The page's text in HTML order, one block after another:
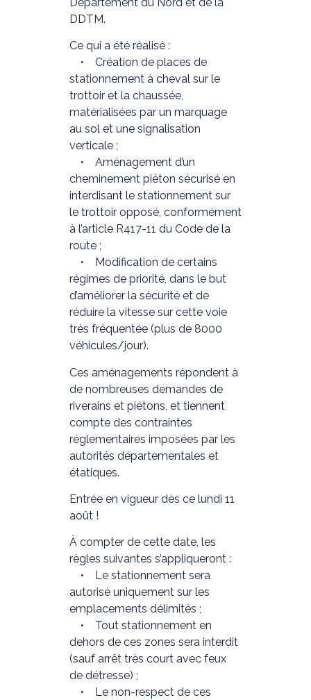
DDTM.
Ce qui a été réalisé :
• Création de places de
stationnement à cheval sur le
trottoir et la chaussée,
matérialisées par un marquage
au sol et une signalisation
verticale ;
• Aménagement d’un
cheminement piéton sécurisé en
interdisant le stationnement sur
le trottoir opposé, conformément
à l’article R417-11 du Code de la
route ;
• Modification de certains
régimes de priorité, dans le but
d’améliorer la sécurité et de
réduire la vitesse sur cette voie
très fréquentée (plus de 8000
véhicules/jour).
Ces aménagements répondent à
de nombreuses demandes de
riverains et piétons, et tiennent
compte des contraintes
réglementaires imposées par les
autorités départementales et
étatiques.
Entrée en vigueur dès ce lundi 11
août !
À compter de cette date, les
règles suivantes s’appliqueront :
• Le stationnement sera
autorisé uniquement sur les
emplacements délimités ;
• Tout stationnement en
dehors de ces zones sera interdit
(sauf arrêt très court avec feux
de détresse) ;
• Le non-respect de ces